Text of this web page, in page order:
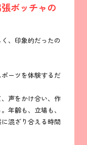
ボッチャの
、印象的だったの
ーツを体験するだ
声をかけ合い、作
年齢も、立場も、
混ざり合える時間